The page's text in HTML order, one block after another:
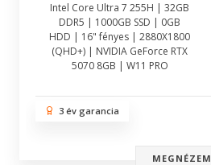
Intel Core Ultra 7 255H | 32GB
DDR5 | 1000GB SSD | 0GB
HDD | 16" fényes | 2880X1800
(QHD+) | NVIDIA GeForce RTX
5070 8GB | W11 PRO
3 év garancia
MEGNÉZEM